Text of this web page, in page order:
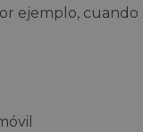
ejemplo, cuando